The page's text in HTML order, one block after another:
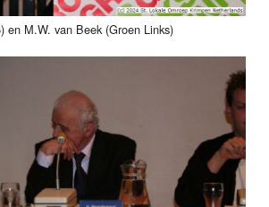
en M.W. van Beek (Groen Links)